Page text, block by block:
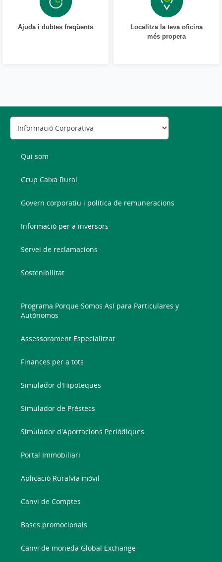
Ajuda i dubtes freqüents
Localitza la teva oficina
més propera
Qui som
Grup Caixa Rural
Govern corporatiu i política de remuneracions
Informació per a inversors
Servei de reclamacions
Sostenibilitat
Programa Porque Somos Así para Particulares y
Autónomos
Assessorament Especialitzat
Finances per a tots
Simulador d'Hipoteques
Simulador de Préstecs
Simulador d'Aportacions Periòdiques
Portal Immobiliari
Aplicació Ruralvía móvil
Canvi de Comptes
Bases promocionals
Canvi de moneda Global Exchange